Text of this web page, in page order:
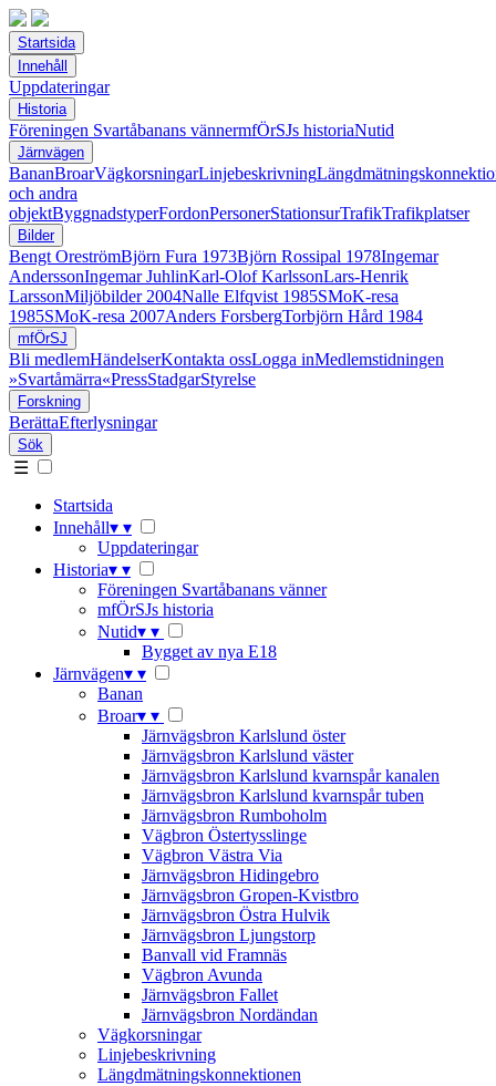
Startsida
Innehåll
Uppdateringar
Historia
Föreningen Svartåbanans vännermfÖrSJs historiaNutid
Järnvägen
BananBroarVägkorsningarLinjebeskrivning
och andra
objektByggnadstyperFordonPersonerStationsurTrafikTrafikplatser
Bilder
Bengt OreströmBjörn Fura 1973Björn Rossipal 1978Ingemar
AnderssonIngemar JuhlinKarl-Olof KarlssonLars-Henrik
LarssonMiljöbilder 2004Nalle Elfqvist 1985SMoK-resa
1985SMoK-resa 2007Anders ForsbergTorbjörn Hård 1984
mfÖrSJ
Bli medlemHändelserKontakta ossLogga inMedlemstidningen
»Svartåmärra«PressStadgarStyrelse
Forskning
BerättaEfterlysningar
Sök
☰
Startsida
Innehåll▾ ▾
Uppdateringar
Historia▾ ▾
Föreningen Svartåbanans vänner
mfÖrSJs historia
Nutid▾ ▾
Bygget av nya E18
Järnvägen▾ ▾
Banan
Broar▾ ▾
Järnvägsbron Karlslund öster
Järnvägsbron Karlslund väster
Järnvägsbron Karlslund kvarnspår kanalen
Järnvägsbron Karlslund kvarnspår tuben
Järnvägsbron Rumboholm
Vägbron Östertysslinge
Vägbron Västra Via
Järnvägsbron Hidingebro
Järnvägsbron Gropen-Kvistbro
Järnvägsbron Östra Hulvik
Järnvägsbron Ljungstorp
Banvall vid Framnäs
Vägbron Avunda
Järnvägsbron Fallet
Järnvägsbron Nordändan
Vägkorsningar
Linjebeskrivning
Längdmätningskonnektionen